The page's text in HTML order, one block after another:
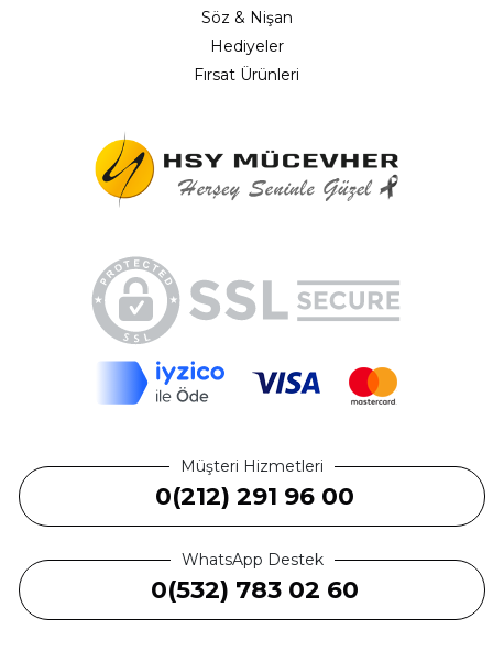
Söz & Nişan
Hediyeler
Fırsat Ürünleri
Müşteri Hizmetleri
0(212) 291 96 00
WhatsApp Destek
0(532) 783 02 60